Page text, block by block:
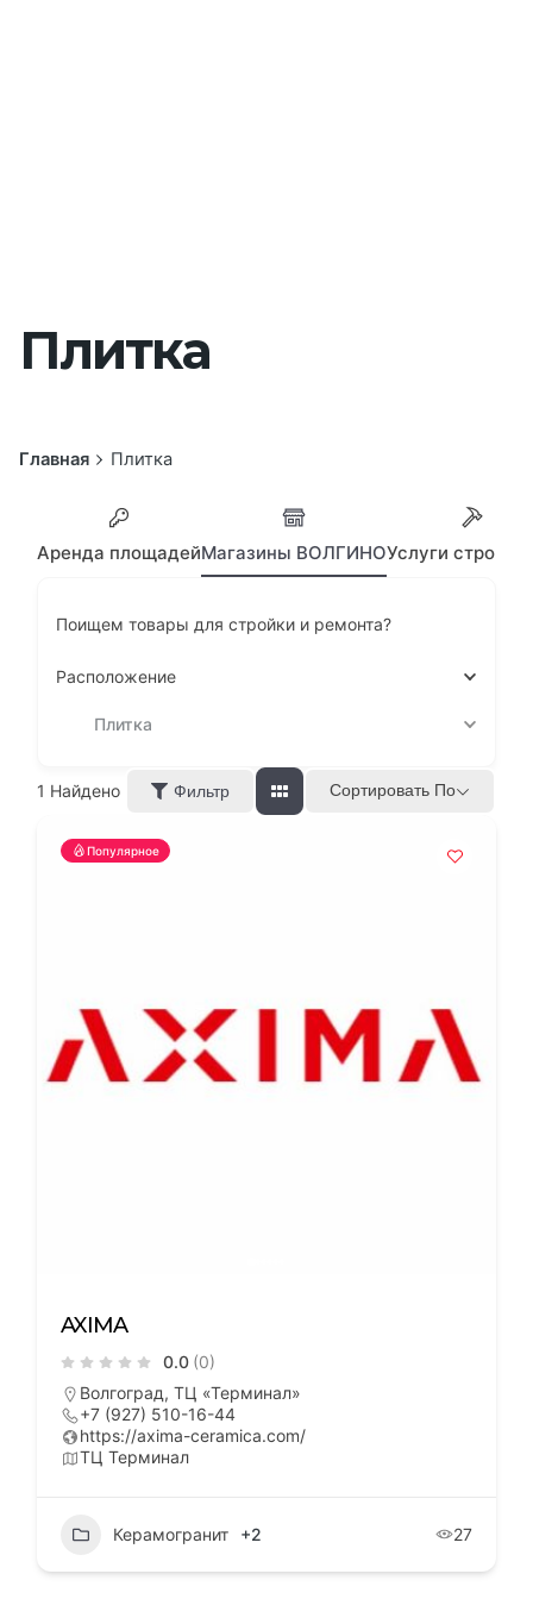
Плитка
Главная Плитка
Аренда площадейМагазины ВОЛГИНОУслуги
Поищем товары для стройки и ремонта?
Расположение
Плитка
1 Найдено Фильтр Сортировать По
Популярное
AXIMA
0.0 (0)
Волгоград, ТЦ «Терминал»
+7 (927) 510-16-44
https://axima-ceramica.com/
ТЦ Терминал
Керамогранит +2 27